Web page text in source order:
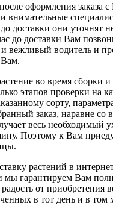
оформления заказа
доставки они уточнят
до доставки Вам
вежливый водитель и
Вам.
во время сборки
этапов проверки на
сорту,
заказ, наравне со
весь необходимый
Поэтому к Вам
растений в
мы гарантируем Вам
от приобретения
в тот день и в том